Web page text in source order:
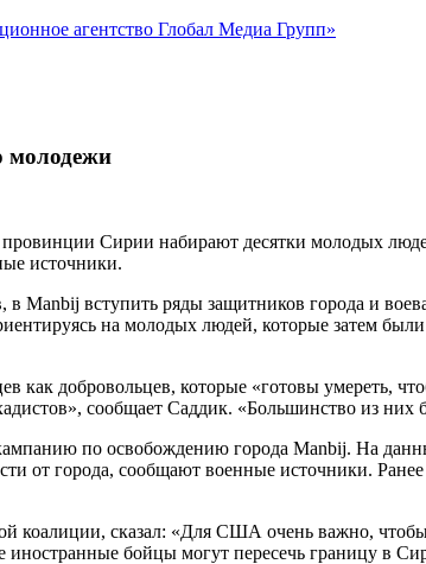
агентство Глобал Медиа Групп»
молодежи
Сирии набирают десятки молодых
источники.
Manbij вступить ряды защитников города и
на молодых людей, которые затем
как добровольцев, которые «готовы умереть,
сообщает Саддик. «Большинство из них
по освобождению города Manbij. На
от города, сообщают военные источники.
коалиции, сказал: «Для США очень важно,
бойцы могут пересечь границу в